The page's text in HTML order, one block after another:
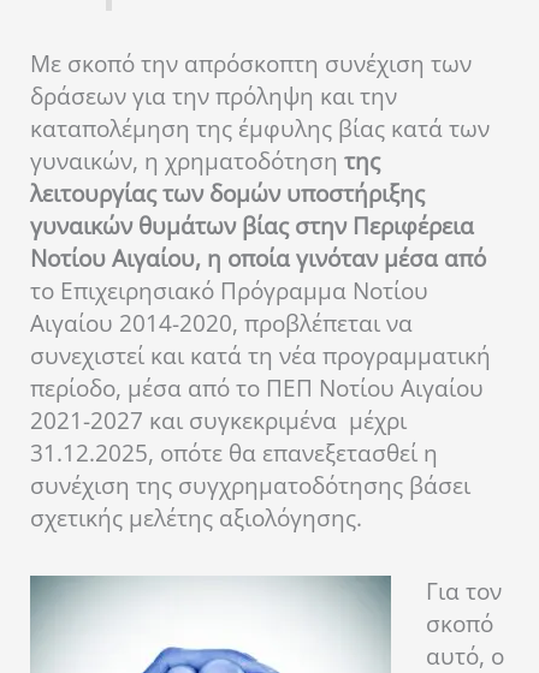
Με σκοπό την απρόσκοπτη συνέχιση των
δράσεων για την πρόληψη και την
καταπολέμηση της έμφυλης βίας κατά των
γυναικών, η χρηματοδότηση της
λειτουργίας των δομών υποστήριξης
γυναικών θυμάτων βίας στην Περιφέρεια
Νοτίου Αιγαίου, η οποία γινόταν μέσα από
το Επιχειρησιακό Πρόγραμμα Νοτίου
Αιγαίου 2014-2020, προβλέπεται να
συνεχιστεί και κατά τη νέα προγραμματική
περίοδο, μέσα από το ΠΕΠ Νοτίου Αιγαίου
2021-2027 και συγκεκριμένα μέχρι
31.12.2025, οπότε θα επανεξετασθεί η
συνέχιση της συγχρηματοδότησης βάσει
σχετικής μελέτης αξιολόγησης.
Για τον
σκοπό
αυτό, ο